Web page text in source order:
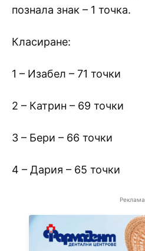
познала знак – 1 точка.
Класиране:
1 – Изабел – 71 точки
2 – Катрин – 69 точки
3 – Бери – 66 точки
4 – Дария – 65 точки
Реклама